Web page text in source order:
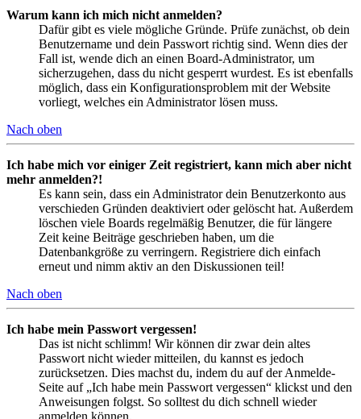
Warum kann ich mich nicht anmelden?
Dafür gibt es viele mögliche Gründe. Prüfe zunächst, ob dein
Benutzername und dein Passwort richtig sind. Wenn dies der
Fall ist, wende dich an einen Board-Administrator, um
sicherzugehen, dass du nicht gesperrt wurdest. Es ist ebenfalls
möglich, dass ein Konfigurationsproblem mit der Website
vorliegt, welches ein Administrator lösen muss.
Nach oben
Ich habe mich vor einiger Zeit registriert, kann mich aber nicht
mehr anmelden?!
Es kann sein, dass ein Administrator dein Benutzerkonto aus
verschieden Gründen deaktiviert oder gelöscht hat. Außerdem
löschen viele Boards regelmäßig Benutzer, die für längere
Zeit keine Beiträge geschrieben haben, um die
Datenbankgröße zu verringern. Registriere dich einfach
erneut und nimm aktiv an den Diskussionen teil!
Nach oben
Ich habe mein Passwort vergessen!
Das ist nicht schlimm! Wir können dir zwar dein altes
Passwort nicht wieder mitteilen, du kannst es jedoch
zurücksetzen. Dies machst du, indem du auf der Anmelde-
Seite auf „Ich habe mein Passwort vergessen“ klickst und den
Anweisungen folgst. So solltest du dich schnell wieder
anmelden können.